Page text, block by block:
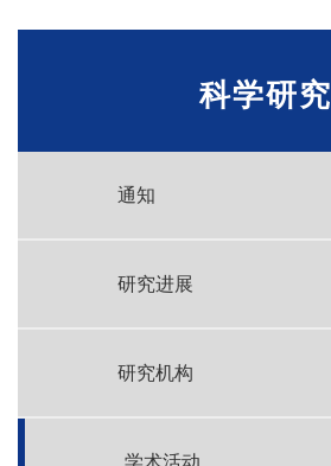
科学研究
通知
研究进展
研究机构
学术活动